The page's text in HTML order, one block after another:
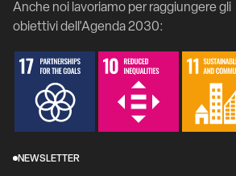
Anche noi lavoriamo per raggiungere gli
obiettivi dell'Agenda 2030:
NEWSLETTER